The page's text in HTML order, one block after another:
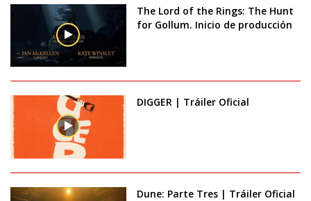
The Lord of the Rings: The Hunt
for Gollum. Inicio de producción
DIGGER | Tráiler Oficial
Dune: Parte Tres | Tráiler Oficial